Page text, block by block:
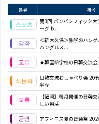
분류 제목
第3回 パンパシフィック大
ーグ b...
＜新大久保＞独学のハング
ハングルス...
★韓国語学校の日韓交流
日韓交流おしゃべり会 20
半々
【福岡】毎月開催の日韓
しい朝活
アフィニス夏の音楽祭